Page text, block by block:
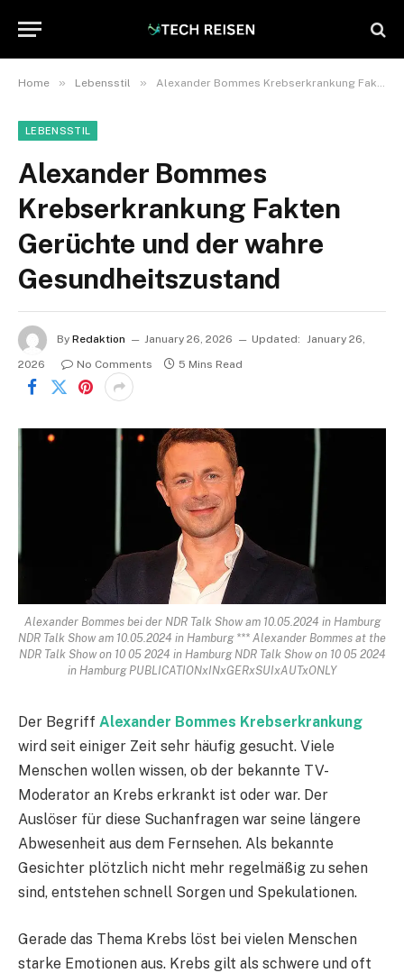
Home » Lebensstil » Alexander Bommes Krebserkrankung Fakten Gerüchte und der wahre Gesundheitszustand
LEBENSSTIL
Alexander Bommes
Krebserkrankung Fakten
Gerüchte und der wahre
Gesundheitszustand
By Redaktion January 26, 2026 Updated: January 26,
2026
No Comments 5 Mins Read
Alexander Bommes bei der NDR Talk Show am 10.05.2024 in Hamburg
NDR Talk Show am 10.05.2024 in Hamburg *** Alexander Bommes at the
NDR Talk Show on 10 05 2024 in Hamburg NDR Talk Show on 10 05 2024
in Hamburg PUBLICATIONxINxGERxSUIxAUTxONLY
Der Begriff Alexander Bommes Krebserkrankung
wird seit einiger Zeit sehr häufig gesucht. Viele
Menschen wollen wissen, ob der bekannte TV-
Moderator an Krebs erkrankt ist oder war. Der
Auslöser für diese Suchanfragen war seine längere
Abwesenheit aus dem Fernsehen. Als bekannte
Gesichter plötzlich nicht mehr regelmäßig zu sehen
sind, entstehen schnell Sorgen und Spekulationen.
Gerade das Thema Krebs löst bei vielen Menschen
starke Emotionen aus. Krebs gilt als schwere und oft